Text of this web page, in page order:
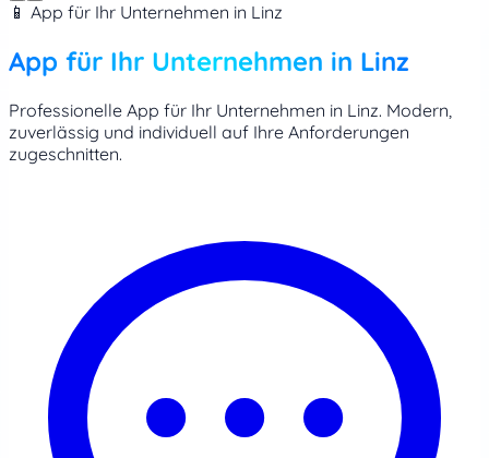
📱 App für Ihr Unternehmen in Linz
App für Ihr Unternehmen in Linz
Professionelle App für Ihr Unternehmen in Linz. Modern,
zuverlässig und individuell auf Ihre Anforderungen
zugeschnitten.